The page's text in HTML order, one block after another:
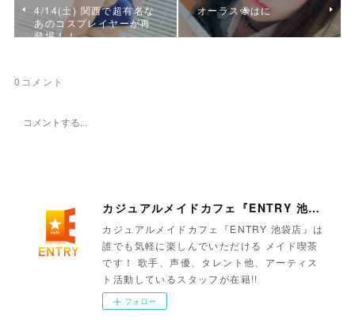
4/14(土) 関西で超有名な
あのコスプレイヤーが再
登場！！
オーラス🐝はに
0 コメント
カジュアルメイドカフェ『ENTRY 池袋店』
カジュアルメイドカフェ『ENTRY 池袋店』は
誰でも気軽に楽しんでいただける メイド喫茶
です！ 歌手、声優、タレント他、アーティス
ト活動しているスタッフが在籍!!
フォロー